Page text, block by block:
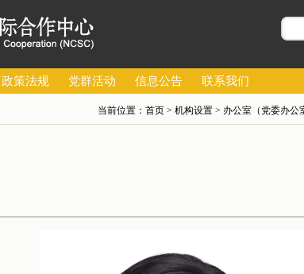
政策法规 党群活动 信息公告 联系我们
当前位置： 首页> 机构设置> 办公室（党委办公